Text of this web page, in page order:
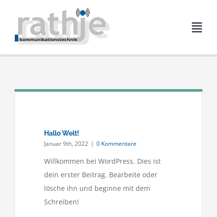
Inhalt
springen
Leistungen
Kontakt
Impressum
Hallo Welt!
Januar 9th, 2022 | 0 Kommentare
Willkommen bei WordPress. Dies ist
dein erster Beitrag. Bearbeite oder
lösche ihn und beginne mit dem
Schreiben!